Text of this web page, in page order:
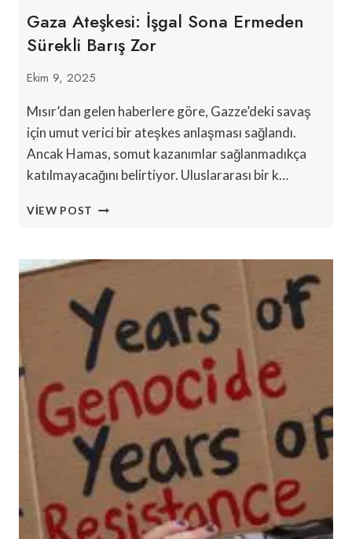
Gaza Ateşkesi: İşgal Sona Ermeden
Sürekli Barış Zor
Ekim 9, 2025
Mısır’dan gelen haberlere göre, Gazze’deki savaş
için umut verici bir ateşkes anlaşması sağlandı.
Ancak Hamas, somut kazanımlar sağlanmadıkça
katılmayacağını belirtiyor. Uluslararası bir k…
VIEW POST GAZA
SÜREKLI
BARIŞ
ZOR